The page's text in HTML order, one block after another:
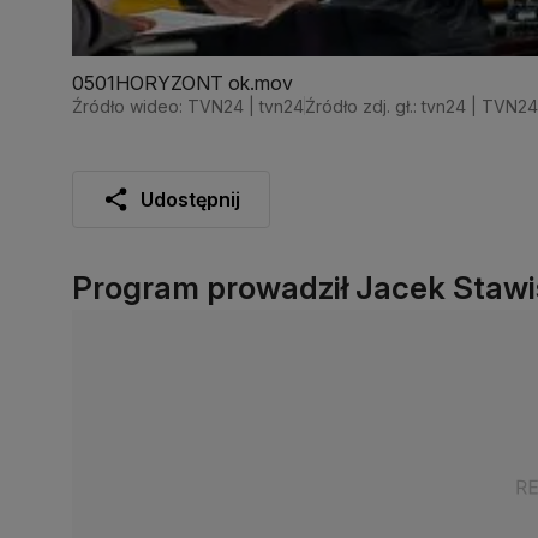
0501HORYZONT ok.mov
Źródło wideo: TVN24 | tvn24Źródło zdj. gł.: tvn24 | TVN24
Udostępnij
Program prowadził Jacek